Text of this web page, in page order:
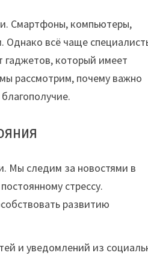
Смартфоны, компьютеры,
Однако всё чаще
гаджетов, который имеет
рассмотрим, почему важно
Мы следим за новостями в
стрессу.
развитию
и уведомлений из